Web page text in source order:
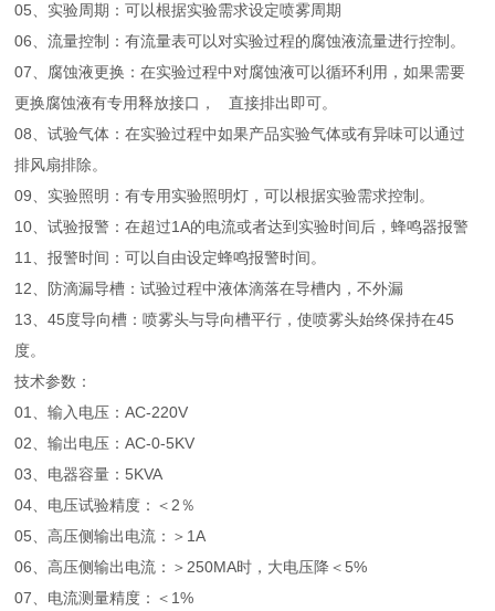
05、实验周期：可以根据实验需求设定喷雾周期
06、流量控制：有流量表可以对实验过程的腐蚀液流量进行控制。
07、腐蚀液更换：在实验过程中对腐蚀液可以循环利用，如果需要
更换腐蚀液有专用释放接口， 直接排出即可。
08、试验气体：在实验过程中如果产品实验气体或有异味可以通过
排风扇排除。
09、实验照明：有专用实验照明灯，可以根据实验需求控制。
10、试验报警：在超过1A的电流或者达到实验时间后，蜂鸣器报警
11、报警时间：可以自由设定蜂鸣报警时间。
12、防滴漏导槽：试验过程中液体滴落在导槽内，不外漏
13、45度导向槽：喷雾头与导向槽平行，使喷雾头始终保持在45
度。
技术参数：
01、输入电压：AC-220V
02、输出电压：AC-0-5KV
03、电器容量：5KVA
04、电压试验精度：＜2％
05、高压侧输出电流：＞1A
06、高压侧输出电流：＞250MA时，大电压降＜5%
07、电流测量精度：＜1%